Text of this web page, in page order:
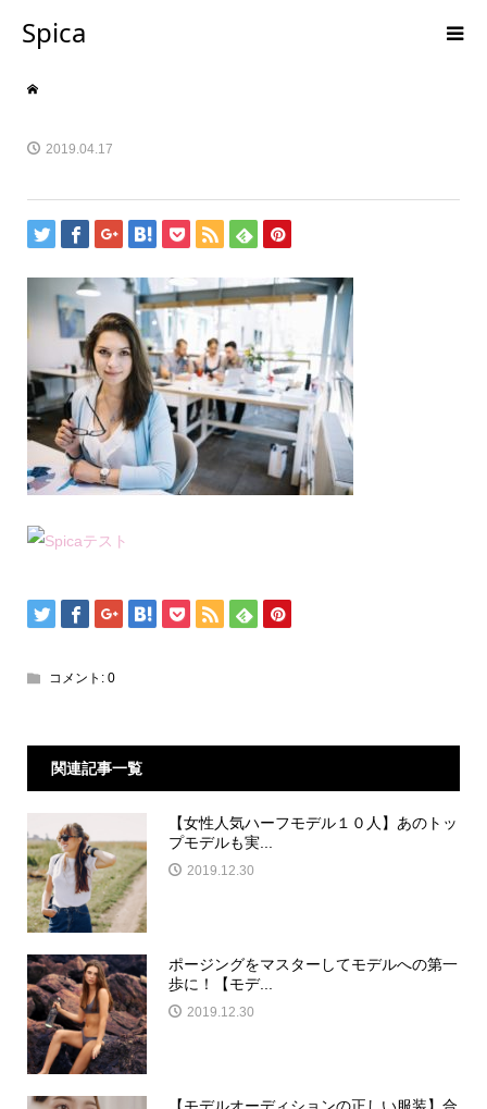
Spica
2019.04.17
コメント: 0
関連記事一覧
【女性人気ハーフモデル１０人】あのトッ
プモデルも実...
2019.12.30
ポージングをマスターしてモデルへの第一
歩に！【モデ...
2019.12.30